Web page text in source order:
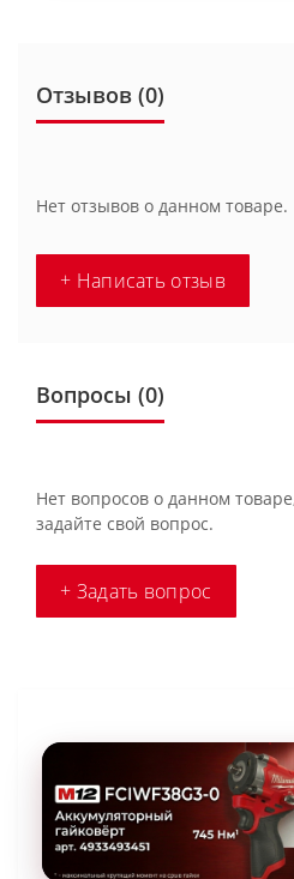
Отзывов (0)
Нет отзывов о данном товаре.
+ Написать отзыв
Вопросы (0)
Нет вопросов о данном
задайте свой вопрос.
+ Задать вопрос